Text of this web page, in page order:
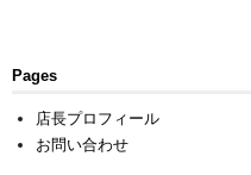
Pages
店長プロフィール
お問い合わせ